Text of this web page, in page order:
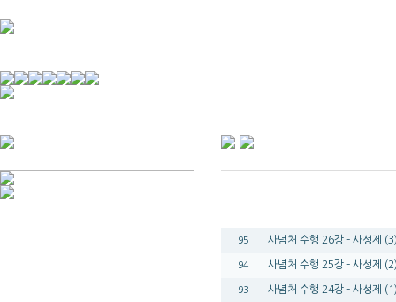
인사말
설립이념
조직구성
성지순례기
교계소식
95 사념처 수행 26강 - 사성제
94 사념처 수행 25강 - 사성제
93 사념처 수행 24강 - 사성제